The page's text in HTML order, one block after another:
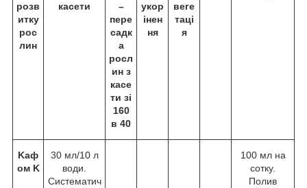
розв
итку
рос
лин
касети
–
пере
садк
а
росл
ин з
касе
ти зі
160
в 40
укор
інен
ня
веге
таці
я
Kаф
ом K
30 мл/10 л
води.
Систематич
100 мл на
сотку.
Полив